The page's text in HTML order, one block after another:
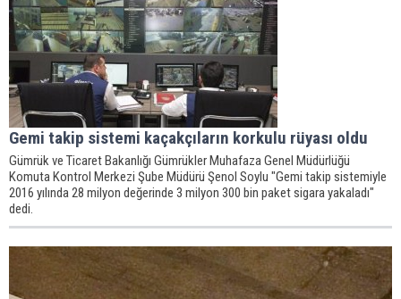
Gemi takip sistemi kaçakçıların korkulu rüyası oldu
Gümrük ve Ticaret Bakanlığı Gümrükler Muhafaza Genel Müdürlüğü
Komuta Kontrol Merkezi Şube Müdürü Şenol Soylu "Gemi takip sistemiyle
2016 yılında 28 milyon değerinde 3 milyon 300 bin paket sigara yakaladı"
dedi.